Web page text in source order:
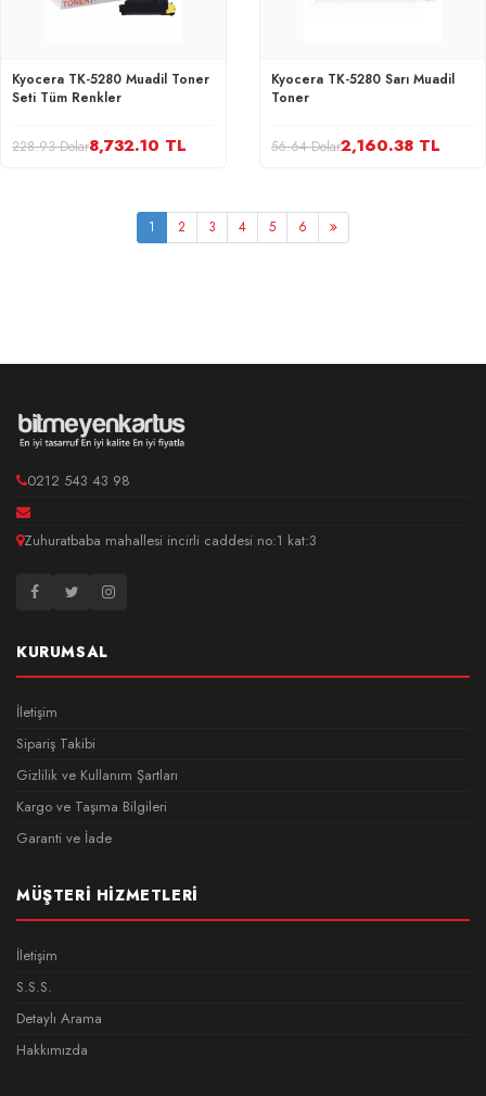
Kyocera TK-5280 Muadil Toner
Seti Tüm Renkler
228.93 Dolar8,732.10 TL
Kyocera TK-5280 Sarı Muadil
Toner
56.64 Dolar2,160.38 TL
1 2 3 4 5 6
0212 543 43 98
Zuhuratbaba mahallesi incirli caddesi no:1 kat:3
KURUMSAL
İletişim
Sipariş Takibi
Gizlilik ve Kullanım Şartları
Kargo ve Taşıma Bilgileri
Garanti ve İade
MÜŞTERI HIZMETLERI
İletişim
S.S.S.
Detaylı Arama
Hakkımızda